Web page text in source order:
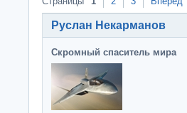
Руслан Некарманов
Скромный спаситель мира